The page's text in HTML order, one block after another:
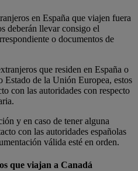
en España que viajen fuera
deberán llevar consigo el
o documentos de
que residen en España o
Estado de la Unión Europea, estos
con las autoridades con respecto
y en caso de tener alguna
con las autoridades españolas
válida esté en orden.
que viajan a Canadá